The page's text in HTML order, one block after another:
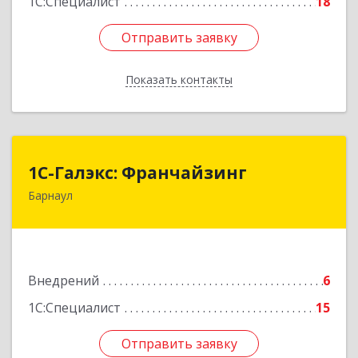
Отправить заявку
Показать контакты
Отправить заявку
Назад
1С-Галэкс: Франчайзинг
Барнаул
Внедрений
6
1С:Специалист
15
Отправить заявку
1С-Галэкс: Франчайзинг
656015, Алтайский край, Барнаул г, Деповская
Отправить заявку